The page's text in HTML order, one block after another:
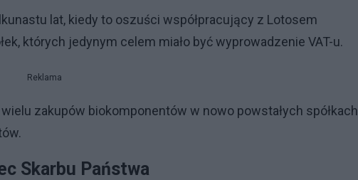
lat, kiedy to oszuści współpracujący z Lotosem
których jedynym celem miało być wyprowadzenie VAT-u.
Reklama
zakupów biokomponentów w nowo powstałych spółkach
Skarbu Państwa